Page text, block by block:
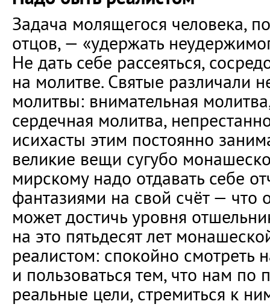
Задача молящегося человека,
отцов, — «удержать
Не дать себе рассеяться,
на молитве. Святые различали
молитвы: внимательная
сердечная молитва,
исихасты этим постоянно
великие вещи сугубо
мирскому надо отдавать себе
фантазиями на свой счёт — что
может достичь уровня
на это пятьдесят лет
реалистом: спокойно смотреть
и пользоваться тем, что нам по
реальные цели, стремиться к